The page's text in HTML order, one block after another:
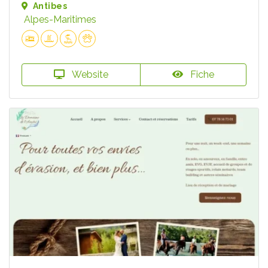
Antibes
Alpes-Maritimes
Website Fiche